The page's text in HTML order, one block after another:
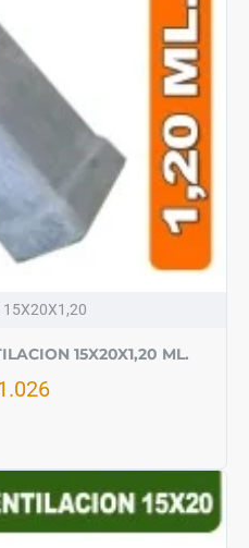
15X20X1,20
15X20X1,20 ML.